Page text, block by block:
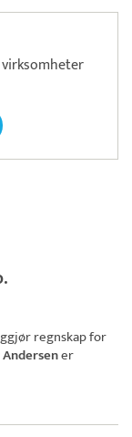
regnskap for
er